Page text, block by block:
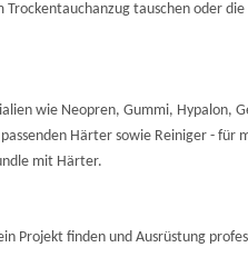
tauschen oder
wie Neopren, Gummi, Hypalon,
Härter sowie Reiniger -
mit Härter.
Projekt finden und Ausrüstung